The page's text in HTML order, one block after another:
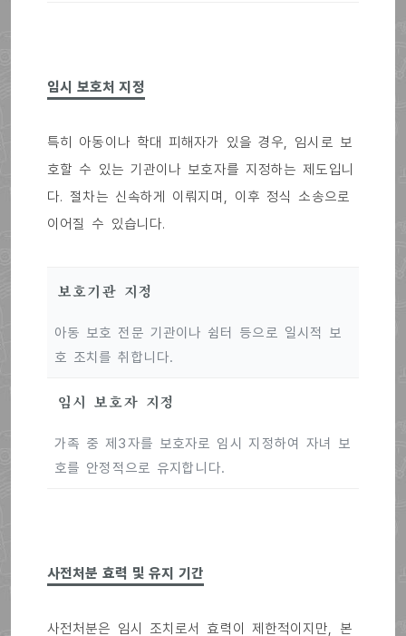
임시 보호처 지정
특히 아동이나 학대 피해자가 있을 경우, 임시로 보
호할 수 있는 기관이나 보호자를 지정하는 제도입니
다. 절차는 신속하게 이뤄지며, 이후 정식 소송으로
이어질 수 있습니다.
보호기관 지정
아동 보호 전문 기관이나 쉼터 등으로 일시적 보
호 조치를 취합니다.
임시 보호자 지정
가족 중 제3자를 보호자로 임시 지정하여 자녀 보
호를 안정적으로 유지합니다.
사전처분 효력 및 유지 기간
사전처분은 임시 조치로서 효력이 제한적이지만, 본